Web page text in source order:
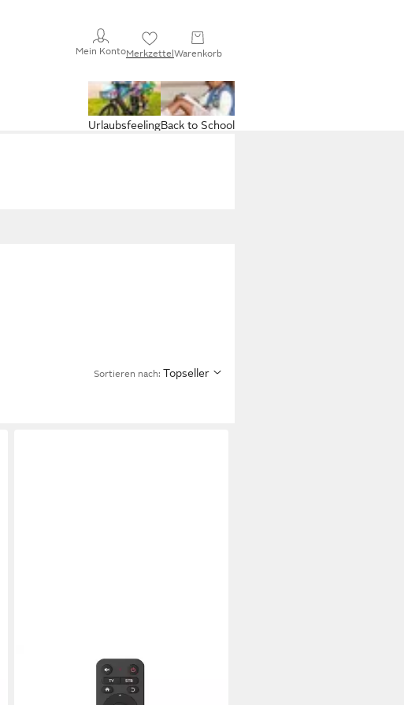
Mein KontoMerkzettelWarenkorb
Back to School
Urlaubsfeeling
Sortieren nach: Topseller
Universal Fernbedienung für TV und
Set-Top-Box mit großen Tasten